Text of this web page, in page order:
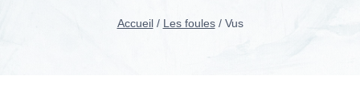
Accueil / Les foules / Vus